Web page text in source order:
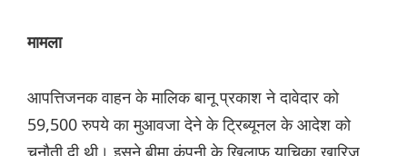
मामला
आपत्तिजनक वाहन के मालिक बानू प्रकाश ने दावेदार को
59,500 रुपये का मुआवजा देने के ट्रिब्यूनल के आदेश को